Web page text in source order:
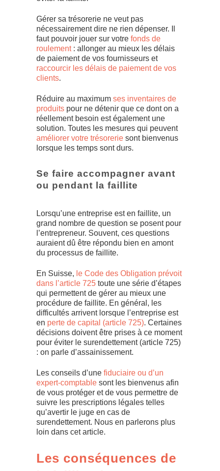
Gérer sa trésorerie ne veut pas
nécessairement dire ne rien dépenser. Il
faut pouvoir jouer sur votre fonds de
roulement: allonger au mieux les délais
de paiement de vos fournisseurs et
raccourcir les délais de paiement de vos
clients.
Réduire au maximum ses inventaires de
produits pour ne détenir que ce dont on a
réellement besoin est également une
solution. Toutes les mesures qui peuvent
améliorer votre trésorerie sont bienvenus
lorsque les temps sont durs.
Se faire accompagner avant
ou pendant la faillite
Lorsqu’une entreprise est en faillite, un
grand nombre de question se posent pour
l’entrepreneur. Souvent, ces questions
auraient dû être répondu bien en amont
du processus de faillite.
En Suisse, le Code des Obligation prévoit
dans l’article 725 toute une série d’étapes
qui permettent de gérer au mieux une
procédure de faillite. En général, les
difficultés arrivent lorsque l’entreprise est
en perte de capital (article 725). Certaines
décisions doivent être prises à ce moment
pour éviter le surendettement (article 725)
: on parle d’assainissement.
Les conseils d’une fiduciaire ou d’un
expert-comptable sont les bienvenus afin
de vous protéger et de vous permettre de
suivre les prescriptions légales telles
qu’avertir le juge en cas de
surendettement. Nous en parlerons plus
loin dans cet article.
Les conséquences de